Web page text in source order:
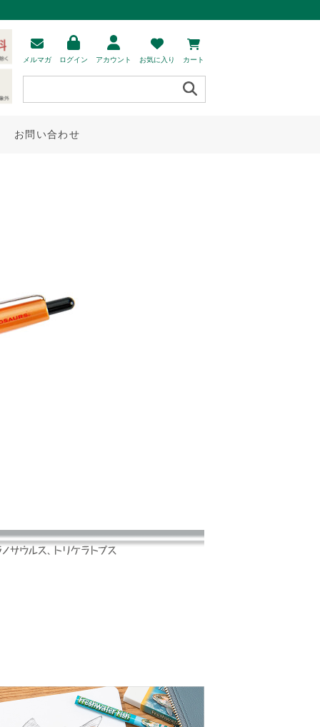
メルマガ ログイン アカウント お気に入り カート
お問い合わせ